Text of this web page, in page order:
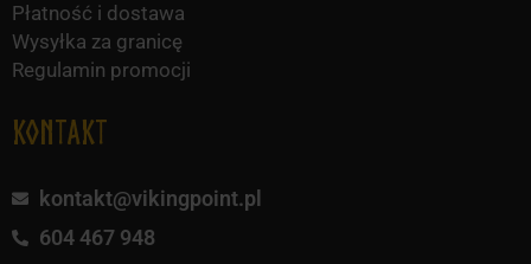
Płatność i dostawa
Wysyłka za granicę
Regulamin promocji
KONTAKT
kontakt@vikingpoint.pl
604 467 948